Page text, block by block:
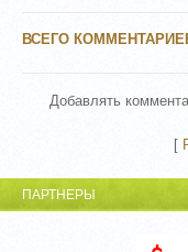
ВСЕГО
Добавлять
[
ПАРТНЕРЫ